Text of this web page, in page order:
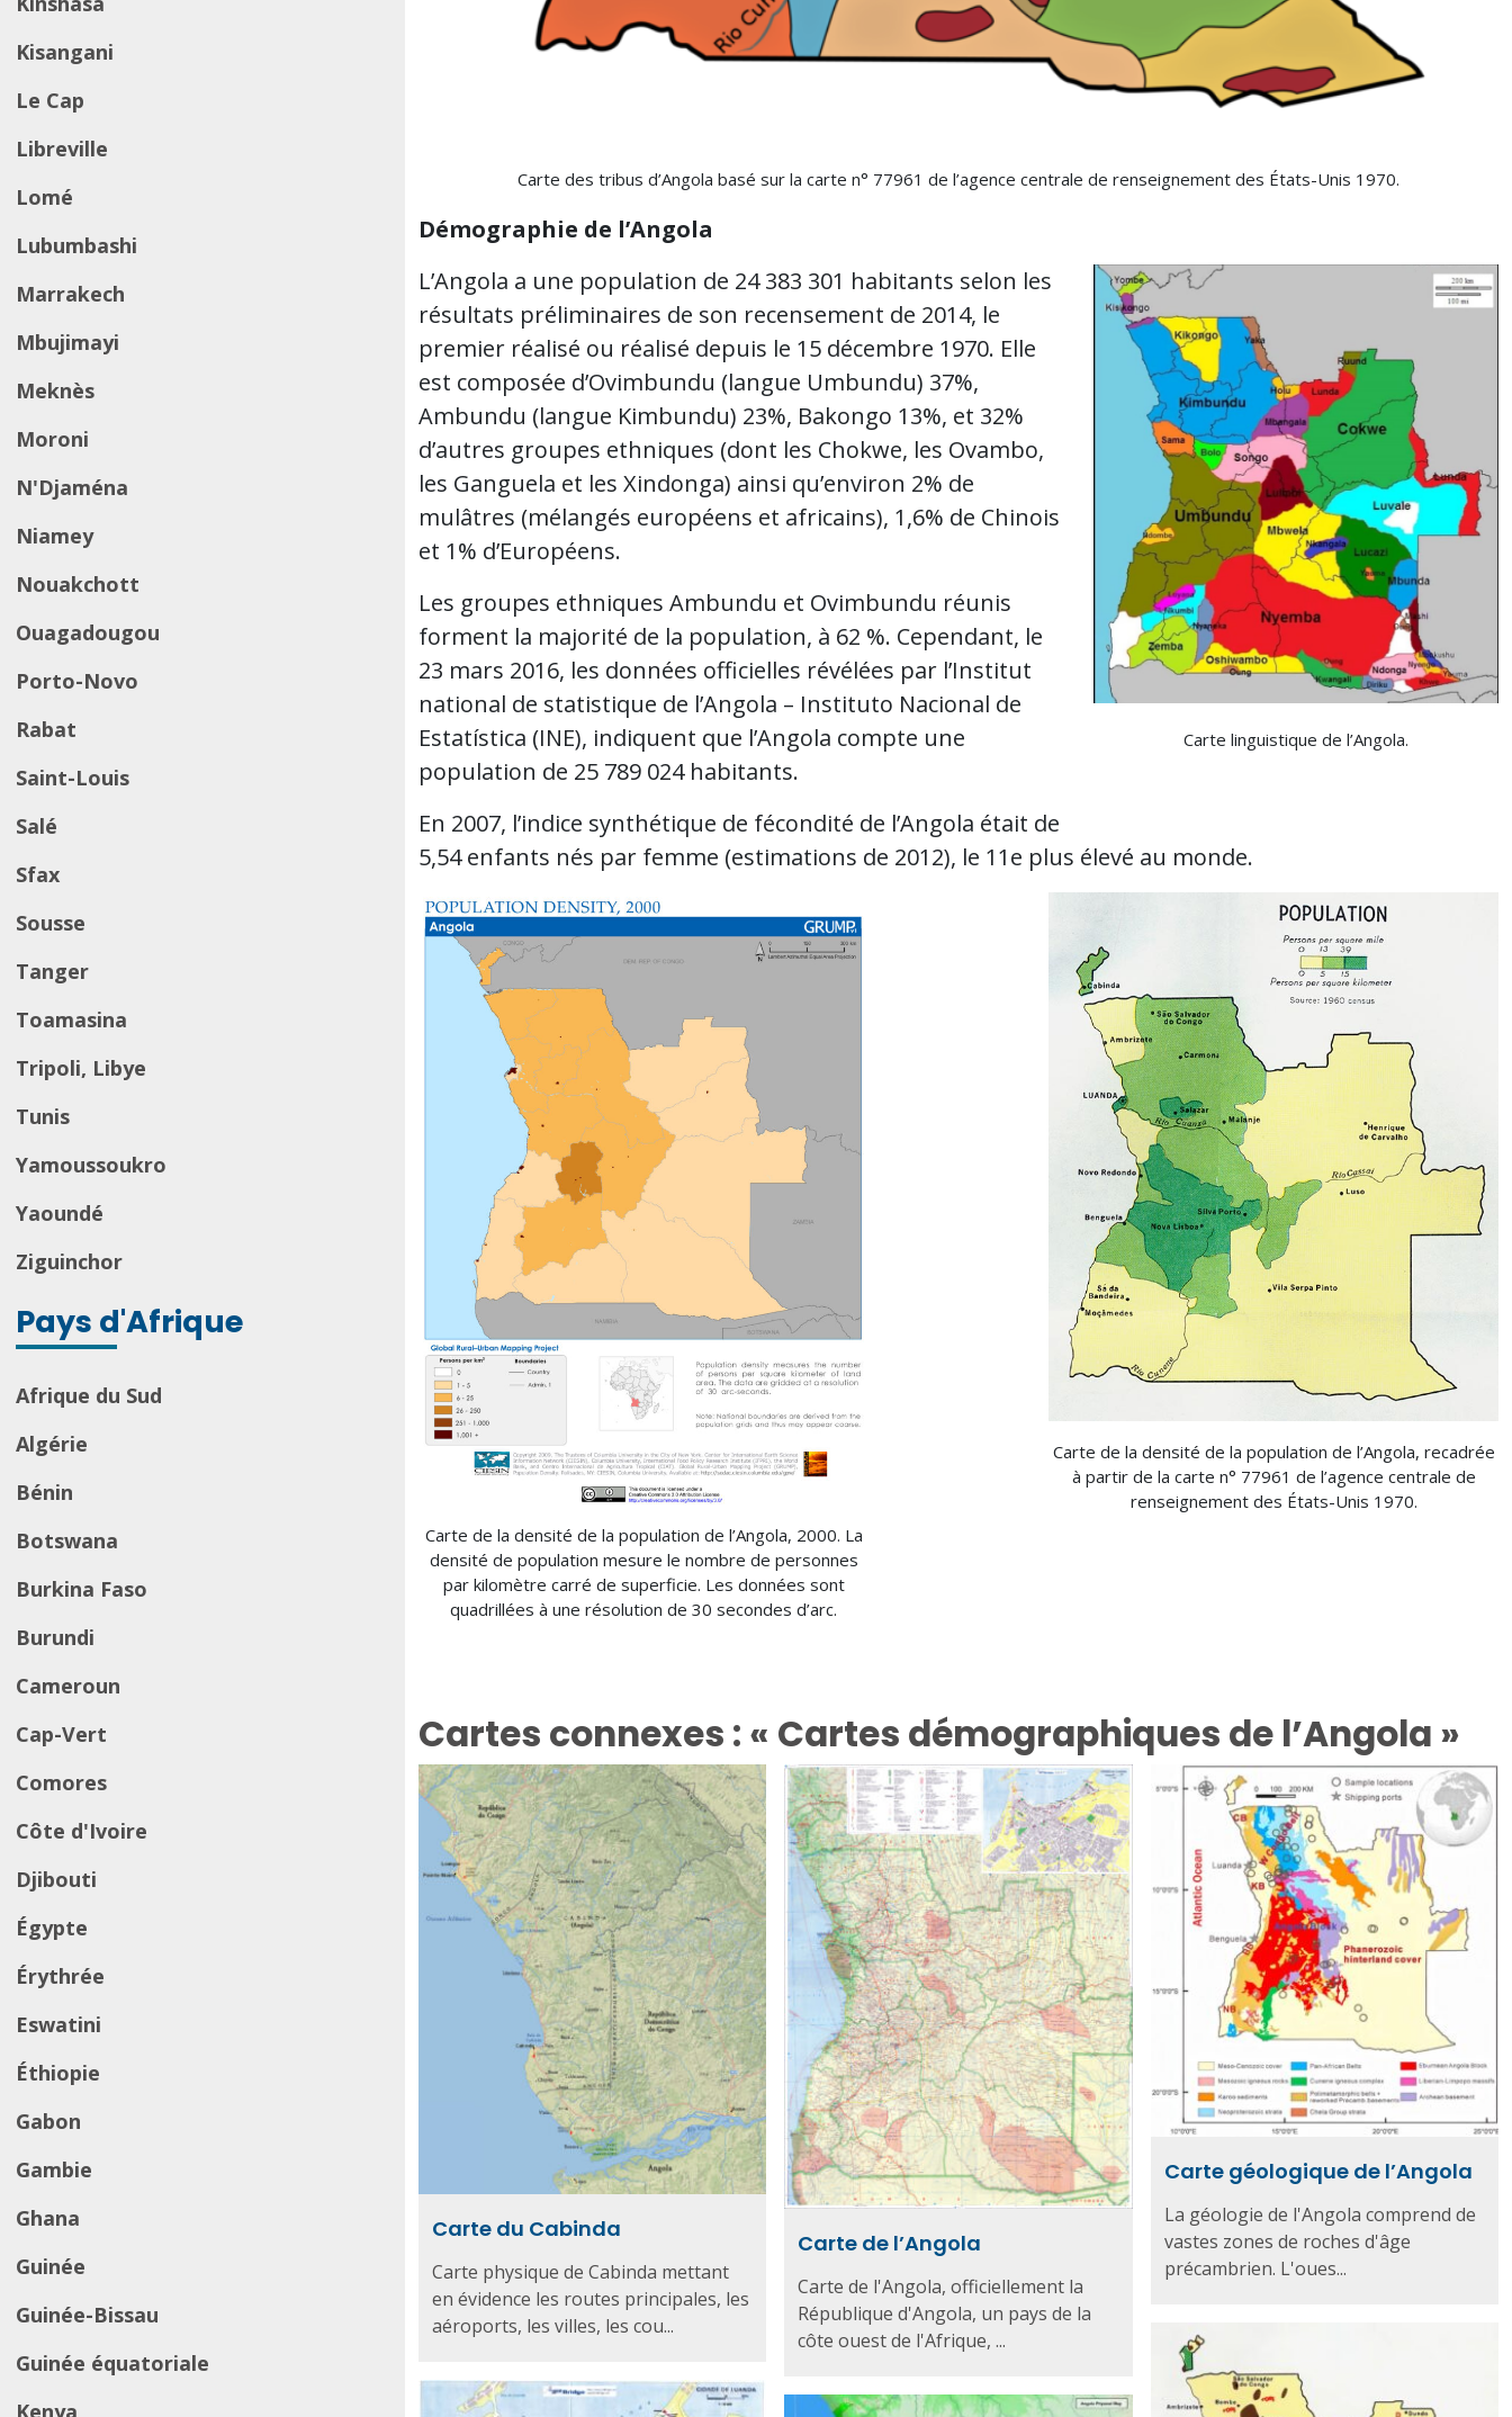
Kisangani
Le Cap
Libreville
Lomé
Lubumbashi
Marrakech
Mbujimayi
Meknès
Moroni
N'Djaména
Niamey
Nouakchott
Ouagadougou
Porto-Novo
Rabat
Saint-Louis
Salé
Sfax
Sousse
Tanger
Toamasina
Tripoli, Libye
Tunis
Yamoussoukro
Yaoundé
Ziguinchor
Pays d'Afrique
Afrique du Sud
Algérie
Bénin
Botswana
Burkina Faso
Burundi
Cameroun
Cap-Vert
Comores
Côte d'Ivoire
Djibouti
Égypte
Érythrée
Eswatini
Éthiopie
Gabon
Gambie
Ghana
Guinée
Guinée-Bissau
Guinée équatoriale
Kenya
Carte des tribus d’Angola basé sur la carte n° 77961 de l’agence centrale de renseignement des États-Unis 1970.
Démographie de l’Angola
Carte linguistique de l’Angola.
L’Angola a une population de 24 383 301 habitants selon les
résultats préliminaires de son recensement de 2014, le
premier réalisé ou réalisé depuis le 15 décembre 1970. Elle
est composée d’Ovimbundu (langue Umbundu) 37%,
Ambundu (langue Kimbundu) 23%, Bakongo 13%, et 32%
d’autres groupes ethniques (dont les Chokwe, les Ovambo,
les Ganguela et les Xindonga) ainsi qu’environ 2% de
mulâtres (mélangés européens et africains), 1,6% de Chinois
et 1% d’Européens.
Les groupes ethniques Ambundu et Ovimbundu réunis
forment la majorité de la population, à 62 %. Cependant, le
23 mars 2016, les données officielles révélées par l’Institut
national de statistique de l’Angola – Instituto Nacional de
Estatística (INE), indiquent que l’Angola compte une
population de 25 789 024 habitants.
En 2007, l’indice synthétique de fécondité de l’Angola était de
5,54 enfants nés par femme (estimations de 2012), le 11e plus élevé au monde.
Carte de la densité de la population de l’Angola, 2000. La
densité de population mesure le nombre de personnes
par kilomètre carré de superficie. Les données sont
quadrillées à une résolution de 30 secondes d’arc.
Carte de la densité de la population de l’Angola, recadrée
à partir de la carte n° 77961 de l’agence centrale de
renseignement des États-Unis 1970.
Cartes connexes : « Cartes démographiques de l’Angola »
Carte du Cabinda
Carte physique de Cabinda mettant
en évidence les routes principales, les
aéroports, les villes, les cou...
Carte de l’Angola
Carte de l'Angola, officiellement la
République d'Angola, un pays de la
côte ouest de l'Afrique, ...
Carte géologique de l’Angola
La géologie de l'Angola comprend de
vastes zones de roches d'âge
précambrien. L'oues...